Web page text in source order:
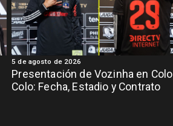
Presentación de Vozinha en Colo
Colo: Fecha, Estadio y Contrato
5 de agosto de 2026